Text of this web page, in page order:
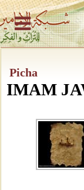
Picha
IMAM